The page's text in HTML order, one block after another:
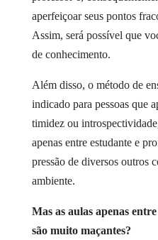
aperfeiçoar seus pontos
Assim, será possível que
de conhecimento.
Além disso, o método de
indicado para pessoas que
timidez ou
apenas entre estudante e
pressão de diversos outros
ambiente.
Mas as aulas apenas
são muito maçantes?